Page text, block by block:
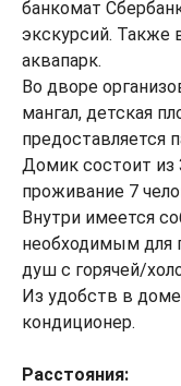
банкомат
экскурсий. Также
аквапарк.
Во дворе
мангал, детская
предоставляется
Домик состоит из
проживание 7
Внутри имеется
необходимым для
душ с горячей/
Из удобств в
кондиционер.
Расстояния: